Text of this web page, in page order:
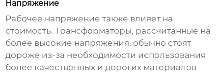
Напряжение
Рабочее напряжение также влияет на
стоимость. Трансформаторы, рассчитанные на
более высокие напряжения, обычно стоят
дороже из-за необходимости использования
более качественных и дорогих материалов